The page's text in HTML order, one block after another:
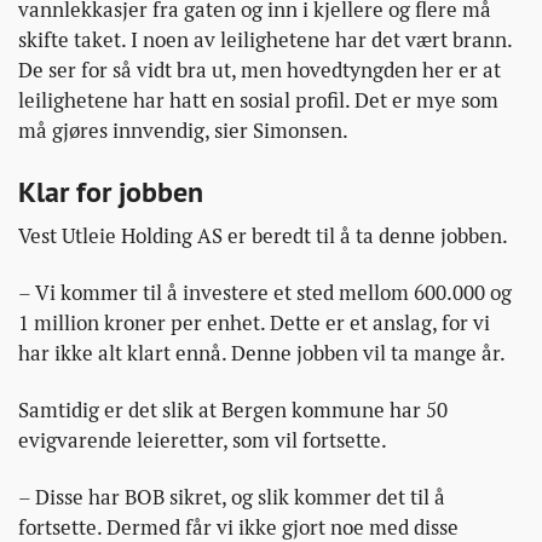
vannlekkasjer fra gaten og inn i kjellere og flere må
skifte taket. I noen av leilighetene har det vært brann.
De ser for så vidt bra ut, men hovedtyngden her er at
leilighetene har hatt en sosial profil. Det er mye som
må gjøres innvendig, sier Simonsen.
Klar for jobben
Vest Utleie Holding AS er beredt til å ta denne jobben.
– Vi kommer til å investere et sted mellom 600.000 og
1 million kroner per enhet. Dette er et anslag, for vi
har ikke alt klart ennå. Denne jobben vil ta mange år.
Samtidig er det slik at Bergen kommune har 50
evigvarende leieretter, som vil fortsette.
– Disse har BOB sikret, og slik kommer det til å
fortsette. Dermed får vi ikke gjort noe med disse